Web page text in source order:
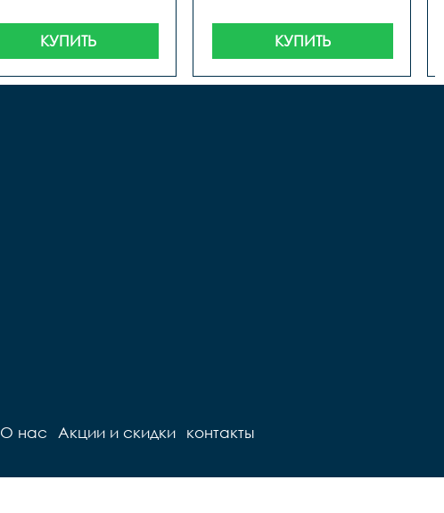
КУПИТЬ КУПИТЬ
О нас Акции и скидки контакты